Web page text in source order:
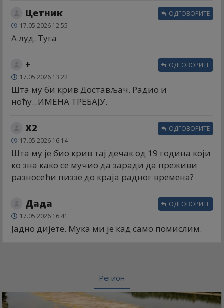
Цетник
17.05.2026 12:55
А луд. Туга
ОДГОВОРИТЕ
+
17.05.2026 13:22
Шта му би крив Достављач. Радио и
ноћу...ИМЕНА ТРЕБАЈУ.
ОДГОВОРИТЕ
X2
17.05.2026 16:14
Шта му је био крив тај дечак од 19 година који
ко зна како се мучио да заради да преживи
разносећи пиззе до краја радног времена?
ОДГОВОРИТЕ
Дада
17.05.2026 16:41
Јадно дијете. Мука ми је кад само помислим.
ОДГОВОРИТЕ
Регион